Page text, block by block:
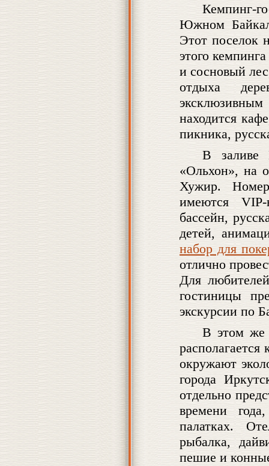
Кемпинг-
Южном
Этот поселок
этого
и сосновый
отдыха
находится
пикника,
В заливе
«Ольхон», на
Хужир.
имеются
бассейн,
детей,
набор для
отлично
Для
гостиницы
экскурсии по
В этом же
окружают
города
отдельно
времени
палатках.
рыбалка,
пешие и